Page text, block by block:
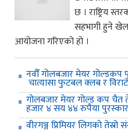
छ । राष्ट्रिय
सहभागी हुने
आयोजना गरिएको हो ।
नवौँ गोलबजार मेयर गोल्डकप
चात्यासा फुटबल क्लब र
गोलबजार मेयर गोल्ड कप चैत
हजार ४ सय ४४ रुपैया
वीरगञ्ज प्रिमियर लिगको